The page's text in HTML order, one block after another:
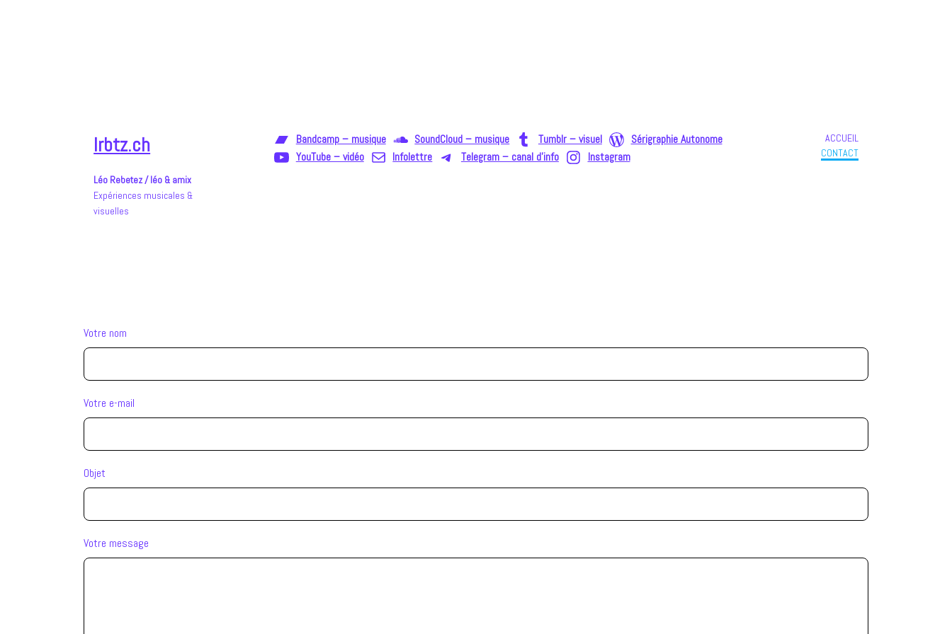
lrbtz.ch
Léo Rebetez / léo & amix
Expériences musicales &
visuelles
Bandcamp – musique SoundCloud – musique Tumblr – visuel
Sérigraphie Autonome
YouTube – vidéo
Infolettre Telegram – canal d'info Instagram
ACCUEIL
CONTACT
Votre nom
Votre e-mail
Objet
Votre message